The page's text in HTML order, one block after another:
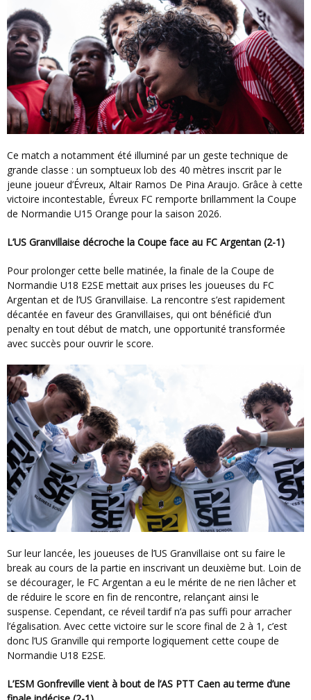
Ce match a notamment été illuminé par un geste technique de
grande classe : un somptueux lob des 40 mètres inscrit par le
jeune joueur d’Évreux, Altair Ramos De Pina Araujo. Grâce à cette
victoire incontestable, Évreux FC remporte brillamment la Coupe
de Normandie U15 Orange pour la saison 2026.
L’US Granvillaise décroche la Coupe face au FC Argentan (2-1)
Pour prolonger cette belle matinée, la finale de la Coupe de
Normandie U18 E2SE mettait aux prises les joueuses du FC
Argentan et de l’US Granvillaise. La rencontre s’est rapidement
décantée en faveur des Granvillaises, qui ont bénéficié d’un
penalty en tout début de match, une opportunité transformée
avec succès pour ouvrir le score.
Sur leur lancée, les joueuses de l’US Granvillaise ont su faire le
break au cours de la partie en inscrivant un deuxième but. Loin de
se décourager, le FC Argentan a eu le mérite de ne rien lâcher et
de réduire le score en fin de rencontre, relançant ainsi le
suspense. Cependant, ce réveil tardif n’a pas suffi pour arracher
l’égalisation. Avec cette victoire sur le score final de 2 à 1, c’est
donc l’US Granville qui remporte logiquement cette coupe de
Normandie U18 E2SE.
L’ESM Gonfreville vient à bout de l’AS PTT Caen au terme d’une